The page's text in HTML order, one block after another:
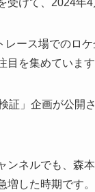
受けて、2024年
レース場でのロ
目を集めています
証」企画が公開
ンネルでも、森
増した時期です。